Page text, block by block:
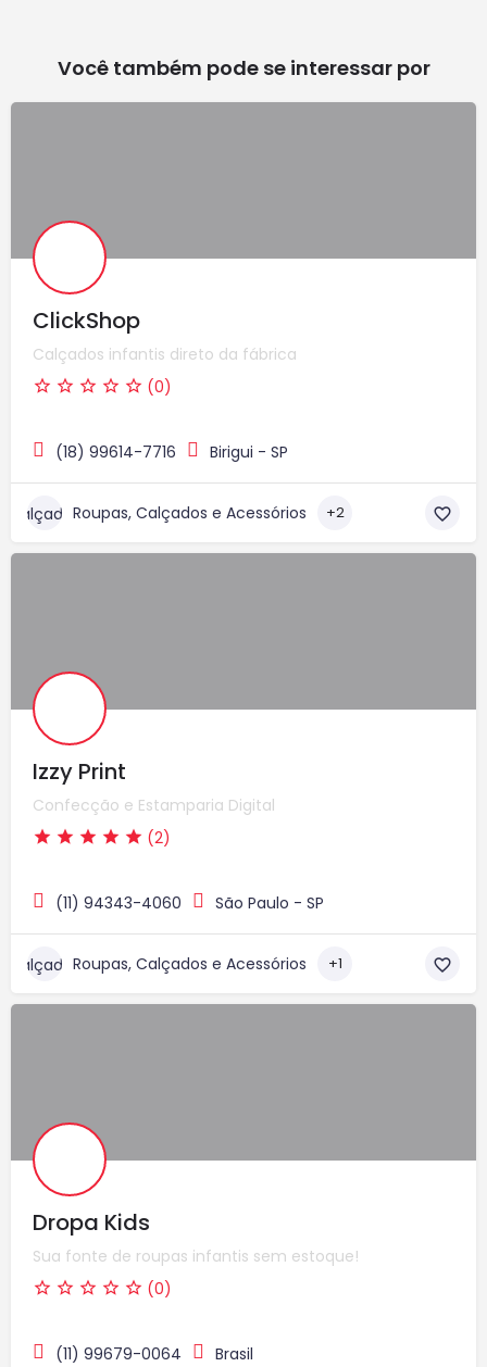
Você também pode se interessar por
ClickShop
Calçados infantis direto da fábrica
(0)
(18) 99614-7716 Birigui - SP
Roupas, Calçados e Acessórios +2
Izzy Print
Confecção e Estamparia Digital
(2)
(11) 94343-4060 São Paulo - SP
Roupas, Calçados e Acessórios +1
Dropa Kids
Sua fonte de roupas infantis sem estoque!
(0)
(11) 99679-0064 Brasil